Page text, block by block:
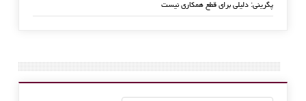
پگرینی: دلیلی برای قطع همکاری نیست